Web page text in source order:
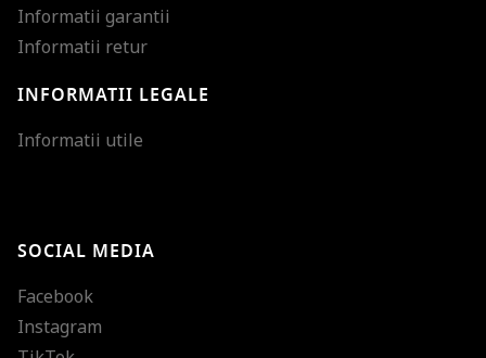
Informatii garantii
Informatii retur
INFORMATII LEGALE
Informatii utile
SOCIAL MEDIA
Facebook
Instagram